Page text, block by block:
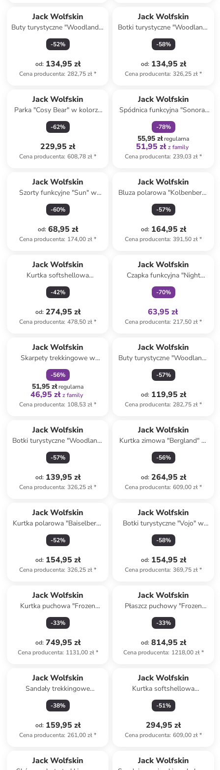
Jack Wolfskin
Buty turystyczne "Woodland 2
Texapore Low" w kolorze
czarnym
-52%
od: 134,95 zł
Cena producenta: 282,75 zł*
Jack Wolfskin
Botki turystyczne "Woodland"
w kolorze antracytowym
-58%
od: 134,95 zł
Cena producenta: 326,25 zł*
Jack Wolfskin
Parka "Cosy Bear" w kolorze
granatowym
-62%
229,95 zł
Cena producenta: 608,78 zł*
Jack Wolfskin
Spódnica funkcyjna "Sonora"
w kolorze beżowym
-78%
55,95 złregularna
51,95 zł z family
Cena producenta: 239,03 zł*
Jack Wolfskin
Szorty funkcyjne "Sun" w
kolorze różowym
-60%
od: 68,95 zł
Cena producenta: 174,00 zł*
Jack Wolfskin
Bluza polarowa "Kolbenberg"
w kolorze czarnym
-57%
od: 164,95 zł
Cena producenta: 391,50 zł*
Jack Wolfskin
Kurtka softshellowa
"Bornberg" w kolorze czarnym
-42%
od: 274,95 zł
Cena producenta: 478,50 zł*
Jack Wolfskin
Czapka funkcyjna "Night
Hawk" w kolorze czarnym
-70%
63,95 zł
Cena producenta: 217,50 zł*
Jack Wolfskin
Skarpety trekkingowe w
kolorze biało-szaro-
pomarańczowym
-56%
51,95 złregularna
46,95 zł z family
Cena producenta: 108,53 zł*
Jack Wolfskin
Buty turystyczne "Woodland"
w kolorze antracytowym
-57%
od: 119,95 zł
Cena producenta: 282,75 zł*
Jack Wolfskin
Botki turystyczne "Woodland"
w kolorze czarnym
-57%
od: 139,95 zł
Cena producenta: 326,25 zł*
Jack Wolfskin
Kurtka zimowa "Bergland" w
kolorze granatowym
-56%
od: 264,95 zł
Cena producenta: 609,00 zł*
Jack Wolfskin
Kurtka polarowa "Baiselberg"
w kolorze miętowym
-52%
od: 154,95 zł
Cena producenta: 326,25 zł*
Jack Wolfskin
Botki turystyczne "Vojo" w
kolorze granatowym
-58%
od: 154,95 zł
Cena producenta: 369,75 zł*
Jack Wolfskin
Kurtka puchowa "Frozen
Palace" w kolorze czarnym
-33%
od: 749,95 zł
Cena producenta: 1131,00 zł*
Jack Wolfskin
Płaszcz puchowy "Frozen
Palace" w kolorze żółtym
-33%
od: 814,95 zł
Cena producenta: 1218,00 zł*
Jack Wolfskin
Sandały trekkingowe
"Levente" w kolorze czarnym
-38%
od: 159,95 zł
Cena producenta: 261,00 zł*
Jack Wolfskin
Kurtka softshellowa
"Windhain" w kolorze
fioletowym
-51%
294,95 zł
Cena producenta: 609,00 zł*
Jack Wolfskin Jack Wolfskin